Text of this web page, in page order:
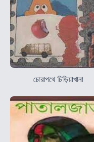
চোরাপথে চিড়িয়াখানা